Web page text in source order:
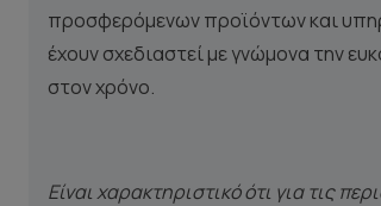
προσφερόμενων προϊόντων και
έχουν σχεδιαστεί με γνώμονα την
στον χρόνο.
Είναι χαρακτηριστικό ότι για τις